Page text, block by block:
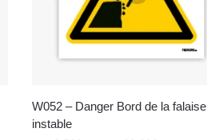
W052 – Danger Bord de la falaise
instable